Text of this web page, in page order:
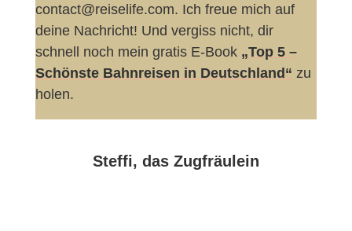
contact@reiselife.com. Ich freue mich auf
deine Nachricht! Und vergiss nicht, dir
schnell noch mein gratis E-Book „Top 5 –
Schönste Bahnreisen in Deutschland“ zu
holen.
Steffi, das Zugfräulein